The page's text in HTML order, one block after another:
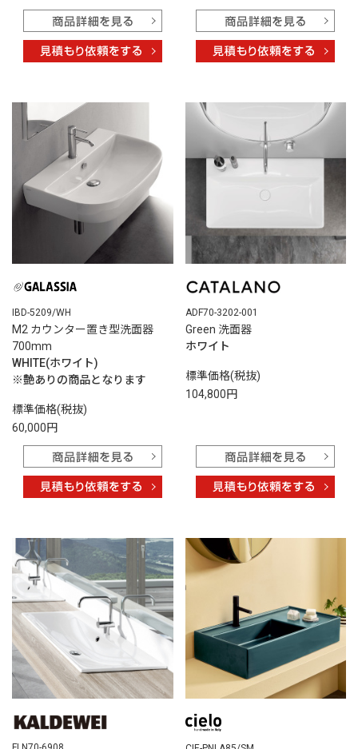
IBD-5209/WH
M2 カウンター置き型洗面器
700mm
WHITE(ホワイト)
※艶ありの商品となります
標準価格(税抜)
60,000円
ADF70-3202-001
Green 洗面器
ホワイト
標準価格(税抜)
104,800円